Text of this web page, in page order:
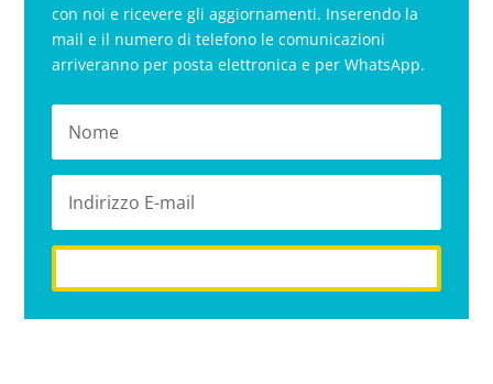
con noi e ricevere gli aggiornamenti. Inserendo la
mail e il numero di telefono le comunicazioni
arriveranno per posta elettronica e per WhatsApp.